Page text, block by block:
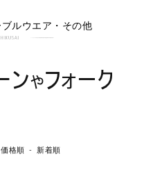
ルウエア・その他
価格順 - 新着順